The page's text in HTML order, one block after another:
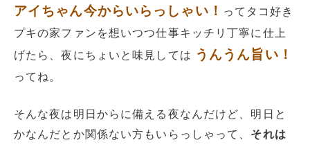
アイちゃん今からいらっしゃい！ ってタコ好き
プキの家ファンを想いつつ仕事キッチリ丁寧に仕上
げたら、夜にちょいと味見しては うんうん旨い！
ってね。
そんな夜は明日からに備える夜なんだけど、明日と
かなんだとか関係ない方もいらっしゃって、 それは